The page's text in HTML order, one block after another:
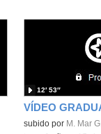
Contenido educativo.
subido por M. Mar G.
12′ 53″